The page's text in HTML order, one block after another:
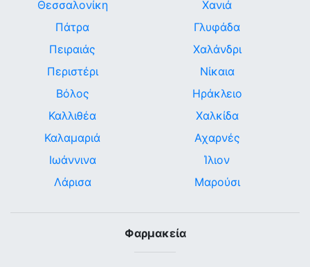
Θεσσαλονίκη
Πάτρα
Πειραιάς
Περιστέρι
Βόλος
Καλλιθέα
Καλαμαριά
Ιωάννινα
Λάρισα
Χανιά
Γλυφάδα
Χαλάνδρι
Νίκαια
Ηράκλειο
Χαλκίδα
Αχαρνές
Ίλιον
Μαρούσι
Φαρμακεία